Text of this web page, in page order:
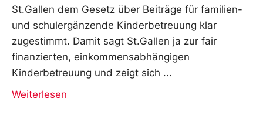
St.Gallen dem Gesetz über Beiträge für familien-
und schulergänzende Kinderbetreuung klar
zugestimmt. Damit sagt St.Gallen ja zur fair
finanzierten, einkommensabhängigen
Kinderbetreuung und zeigt sich
Weiterlesen